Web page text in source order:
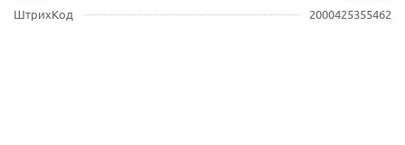
ШтрихКод
2000425355462